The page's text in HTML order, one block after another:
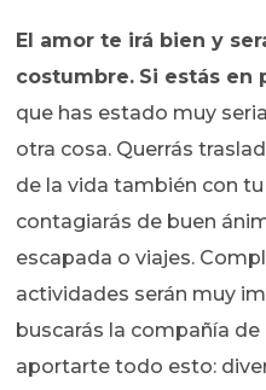
El amor te irá bien y
costumbre. Si estás en
que has estado muy
otra cosa. Querrás
de la vida también con
contagiarás de buen
escapada o viajes.
actividades serán muy
buscarás la compañía
aportarte todo esto: